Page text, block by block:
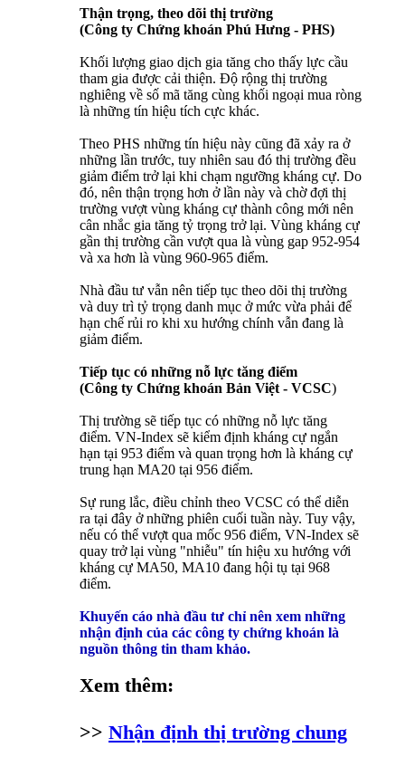
Thận trọng, theo dõi thị trường
(Công ty Chứng khoán Phú Hưng - PHS)
Khối lượng giao dịch gia tăng cho thấy lực cầu
tham gia được cải thiện. Độ rộng thị trường
nghiêng về số mã tăng cùng khối ngoại mua ròng
là những tín hiệu tích cực khác.
Theo PHS những tín hiệu này cũng đã xảy ra ở
những lần trước, tuy nhiên sau đó thị trường đều
giảm điểm trở lại khi chạm ngưỡng kháng cự. Do
đó, nên thận trọng hơn ở lần này và chờ đợi thị
trường vượt vùng kháng cự thành công mới nên
cân nhắc gia tăng tỷ trọng trở lại. Vùng kháng cự
gần thị trường cần vượt qua là vùng gap 952-954
và xa hơn là vùng 960-965 điểm.
Nhà đầu tư vẫn nên tiếp tục theo dõi thị trường
và duy trì tỷ trọng danh mục ở mức vừa phải để
hạn chế rủi ro khi xu hướng chính vẫn đang là
giảm điểm.
Tiếp tục có những nỗ lực tăng điểm
(Công ty Chứng khoán Bản Việt - VCSC)
Thị trường sẽ tiếp tục có những nỗ lực tăng
điểm. VN-Index sẽ kiểm định kháng cự ngắn
hạn tại 953 điểm và quan trọng hơn là kháng cự
trung hạn MA20 tại 956 điểm.
Sự rung lắc, điều chỉnh theo VCSC có thể diễn
ra tại đây ở những phiên cuối tuần này. Tuy vậy,
nếu có thể vượt qua mốc 956 điểm, VN-Index sẽ
quay trở lại vùng "nhiễu" tín hiệu xu hướng với
kháng cự MA50, MA10 đang hội tụ tại 968
điểm.
Khuyến cáo nhà đầu tư chỉ nên xem những
nhận định của các công ty chứng khoán là
nguồn thông tin tham khảo.
Xem thêm:
>> Nhận định thị trường chung